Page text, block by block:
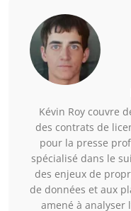
Kévin Roy couvre
des contrats de
pour la presse
spécialisé dans le
des enjeux de
de données et aux
amené à analyser